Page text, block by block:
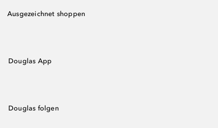
Ausgezeichnet shoppen
Douglas App
Douglas folgen